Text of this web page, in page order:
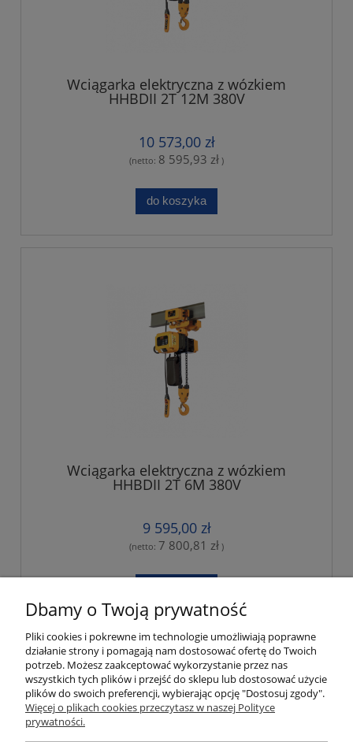
Wciągarka elektryczna z wózkiem
HHBDII 2T 12M 380V
10 573,00 zł
(netto: 8 595,93 zł )
do koszyka
Wciągarka elektryczna z wózkiem
HHBDII 2T 6M 380V
9 595,00 zł
(netto: 7 800,81 zł )
« 1 ... 3 4 5 6 7 8 »
Moje konto
Dbamy o Twoją prywatność
Pliki cookies i pokrewne im technologie umożliwiają poprawne
działanie strony i pomagają nam dostosować ofertę do Twoich
potrzeb. Możesz zaakceptować wykorzystanie przez nas
wszystkich tych plików i przejść do sklepu lub dostosować użycie
plików do swoich preferencji, wybierając opcję "Dostosuj zgody".
Więcej o plikach cookies przeczytasz w naszej Polityce
prywatności.